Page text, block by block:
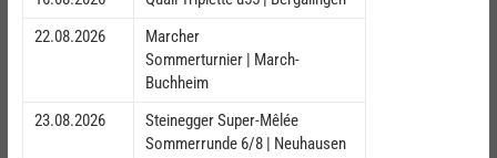
22.08.2026
Marcher
Sommerturnier | March-
Buchheim
23.08.2026
Steinegger Super-Mêlée
Sommerrunde 6/8 | Neuhausen